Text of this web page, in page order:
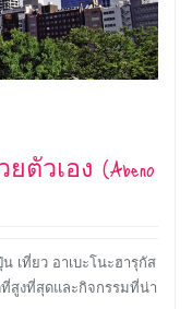
วเอง (Abeno
เที่ยว อาเบะโนะฮารุกัส
สูงที่สุดและกิจกรรมที่น่า